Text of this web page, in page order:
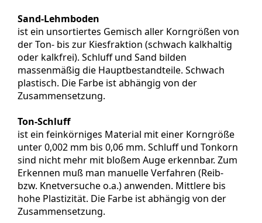
Sand-Lehmboden
ist ein unsortiertes Gemisch aller Korngrößen von
der Ton- bis zur Kiesfraktion (schwach kalkhaltig
oder kalkfrei). Schluff und Sand bilden
massenmäßig die Hauptbestandteile. Schwach
plastisch. Die Farbe ist abhängig von der
Zusammensetzung.
Ton-Schluff
ist ein feinkörniges Material mit einer Korngröße
unter 0,002 mm bis 0,06 mm. Schluff und Tonkorn
sind nicht mehr mit bloßem Auge erkennbar. Zum
Erkennen muß man manuelle Verfahren (Reib-
bzw. Knetversuche o.a.) anwenden. Mittlere bis
hohe Plastizität. Die Farbe ist abhängig von der
Zusammensetzung.